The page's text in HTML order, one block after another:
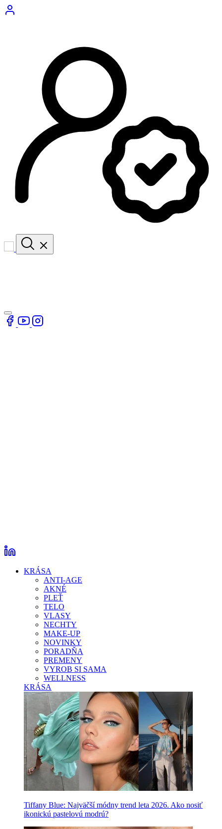
KRÁSA
ANTI-AGE
AKNÉ
PLEŤ
TELO
VLASY
NECHTY
MAKE-UP
NOVINKY
PORADŇA
PREMENY
VYROB SI SAMA
WELLNESS
KRÁSA
Tiffany Blue: Najväčší módny trend leta 2026. Ako nosiť
ikonickú pastelovú modrú?